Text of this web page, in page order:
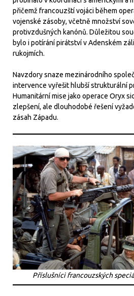
přičemž francouzští vojáci během
vojenské zásoby, včetně množství
protivzdušných kanónů. Důležitou
bylo i potírání pirátství v Adenském
rukojmích.
Navzdory snaze mezinárodního
intervence vyřešit hlubší strukturální
Humanitární mise jako operace Oryx
zlepšení, ale dlouhodobé řešení
zásah Západu.
Příslušníci francouzských